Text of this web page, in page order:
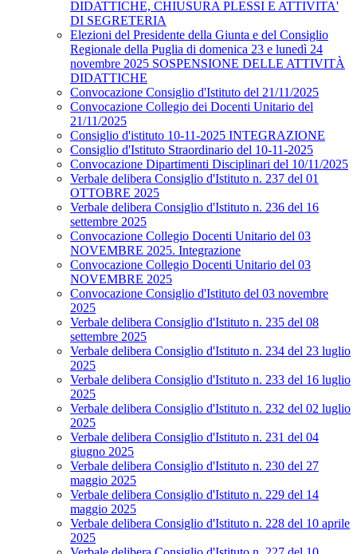
DIDATTICHE, CHIUSURA PLESSI E ATTIVITA'
DI SEGRETERIA
Elezioni del Presidente della Giunta e del Consiglio
Regionale della Puglia di domenica 23 e lunedì 24
novembre 2025 SOSPENSIONE DELLE ATTIVITÀ
DIDATTICHE
Convocazione Consiglio d'Istituto del 21/11/2025
Convocazione Collegio dei Docenti Unitario del
21/11/2025
Consiglio d'istituto 10-11-2025 INTEGRAZIONE
Consiglio d'Istituto Straordinario del 10-11-2025
Convocazione Dipartimenti Disciplinari del 10/11/2025
Verbale delibera Consiglio d'Istituto n. 237 del 01
OTTOBRE 2025
Verbale delibera Consiglio d'Istituto n. 236 del 16
settembre 2025
Convocazione Collegio Docenti Unitario del 03
NOVEMBRE 2025. Integrazione
Convocazione Collegio Docenti Unitario del 03
NOVEMBRE 2025
Convocazione Consiglio d'Istituto del 03 novembre
2025
Verbale delibera Consiglio d'Istituto n. 235 del 08
settembre 2025
Verbale delibera Consiglio d'Istituto n. 234 del 23 luglio
2025
Verbale delibera Consiglio d'Istituto n. 233 del 16 luglio
2025
Verbale delibera Consiglio d'Istituto n. 232 del 02 luglio
2025
Verbale delibera Consiglio d'Istituto n. 231 del 04
giugno 2025
Verbale delibera Consiglio d'Istituto n. 230 del 27
maggio 2025
Verbale delibera Consiglio d'Istituto n. 229 del 14
maggio 2025
Verbale delibera Consiglio d'Istituto n. 228 del 10 aprile
2025